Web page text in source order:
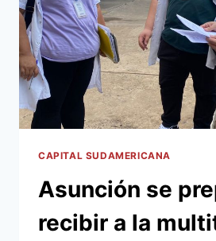
INMEDIACIONES
DEL
ESTADIO
DE
LA
NUEVA
OLLA,
SU
LA
FINAL
DE
CAPITAL SUDAMERICANA
Asunción se
recibir a la